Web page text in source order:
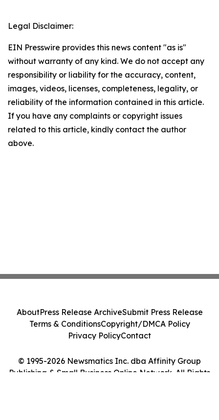
Legal Disclaimer:
EIN Presswire provides this news content "as is"
without warranty of any kind. We do not accept any
responsibility or liability for the accuracy, content,
images, videos, licenses, completeness, legality, or
reliability of the information contained in this article.
If you have any complaints or copyright issues
related to this article, kindly contact the author
above.
© 1995-2026 Newsmatics Inc. dba Affinity Group
Publishing & Small Business Online Network. All Rights
AboutPress Release ArchiveSubmit Press Release
Terms & ConditionsCopyright/DMCA Policy
Privacy PolicyContact